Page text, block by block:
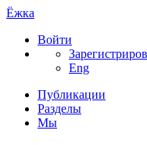
Ёжка
Войти
Eng
Публикации
Разделы
Мы